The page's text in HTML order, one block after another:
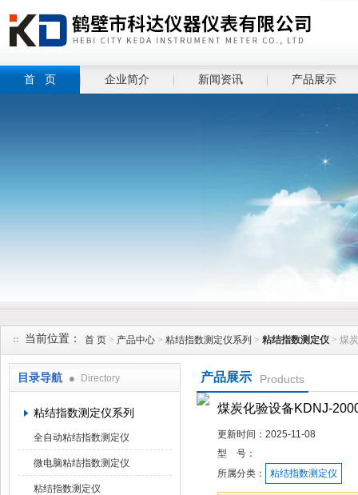
首 页 企业简介 新闻资讯 产品展示
当前位置： 首 页 > 产品中心 > 粘结指数测定仪系列 > 粘结指数测定仪 > 煤
目录导航 Directory
粘结指数测定仪系列
全自动粘结指数测定仪
微电脑粘结指数测定仪
粘结指数测定仪
产品展示 Products
煤炭化验设备KDNJ-
更新时间： 2025-11-08
型 号：
所属分类：
粘结指数测定仪